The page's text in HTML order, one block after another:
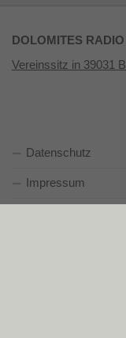
DOLOMITES
Vereinssitz in 39031
Datenschutz
Impressum